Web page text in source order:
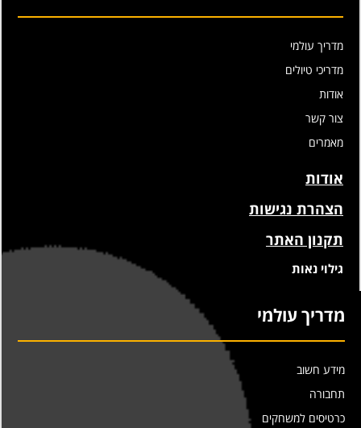
מדריך עולמי
מדריכי טיולים
אודות
צור קשר
מאמרים
אודות
הצהרת נגישות
תקנון האתר
גילוי נאות
מדריך עולמי
מידע חשוב
תחבורה
כרטיסים למשחקים